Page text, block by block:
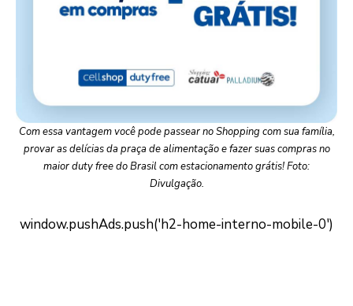
Com essa vantagem você pode passear no Shopping com sua família,
provar as delícias da praça de alimentação e fazer suas compras no
maior duty free do Brasil com estacionamento grátis! Foto:
Divulgação.